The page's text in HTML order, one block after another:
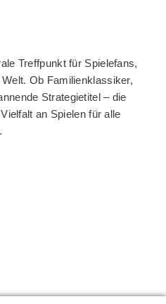
Treffpunkt für Spielefans,
Ob Familienklassiker,
Strategietitel – die
an Spielen für alle